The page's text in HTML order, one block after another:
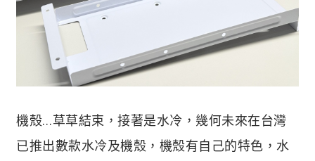
機殼…草草結束，接著是水冷，幾何未來在台灣
已推出數款水冷及機殼，機殼有自己的特色，水